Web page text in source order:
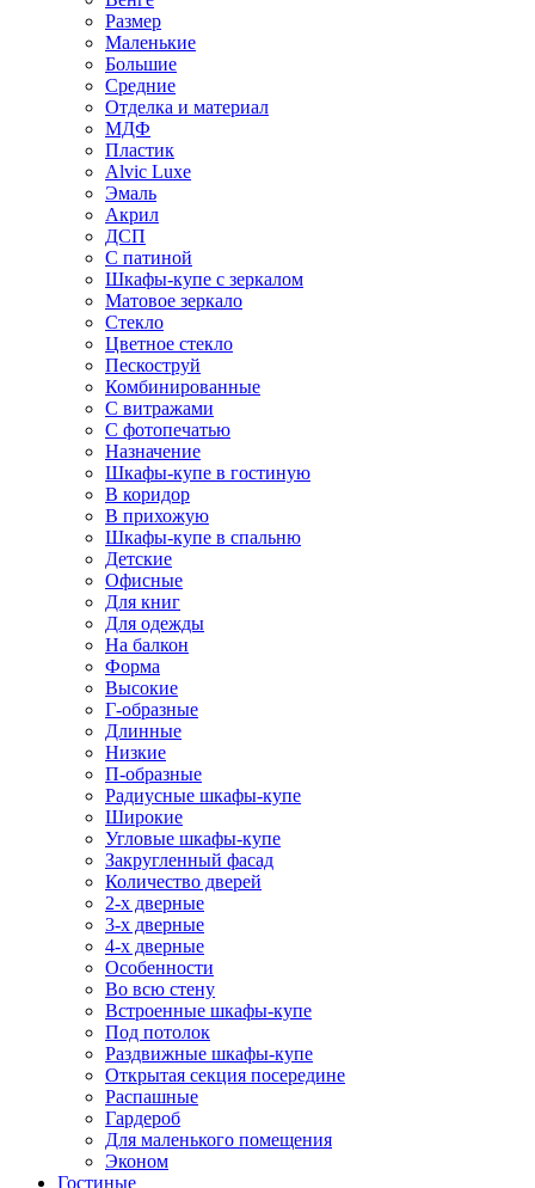
Размер
Маленькие
Большие
Средние
Отделка и материал
МДФ
Пластик
Alvic Luxe
Эмаль
Акрил
ДСП
С патиной
Шкафы-купе с зеркалом
Матовое зеркало
Стекло
Цветное стекло
Пескоструй
Комбинированные
С витражами
С фотопечатью
Назначение
Шкафы-купе в гостиную
В коридор
В прихожую
Шкафы-купе в спальню
Детские
Офисные
Для книг
Для одежды
На балкон
Форма
Высокие
Г-образные
Длинные
Низкие
П-образные
Радиусные шкафы-купе
Широкие
Угловые шкафы-купе
Закругленный фасад
Количество дверей
2-х дверные
3-х дверные
4-х дверные
Особенности
Во всю стену
Встроенные шкафы-купе
Под потолок
Раздвижные шкафы-купе
Открытая секция посередине
Распашные
Гардероб
Для маленького помещения
Эконом
Гостиные